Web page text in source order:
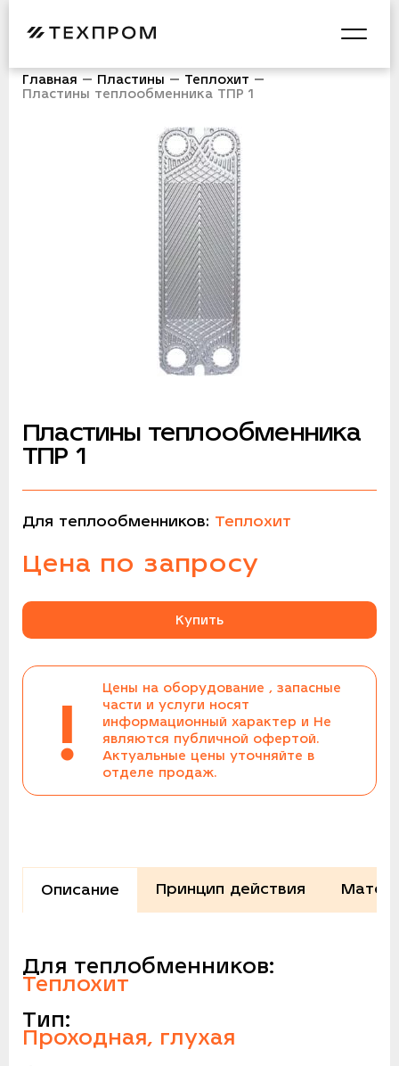
Главная Пластины
Теплохит
Пластины теплообменника ТПР 1
Пластины теплообменника
ТПР 1
Для теплообменников: Теплохит
Цена по запросу
Купить
!
Цены на оборудование , запасные
части и услуги носят
информационный характер и Не
являются публичной офертой.
Актуальные цены уточняйте в
отделе продаж.
Описание Принцип действия
Для теплобменников:
Теплохит
Тип:
Проходная, глухая